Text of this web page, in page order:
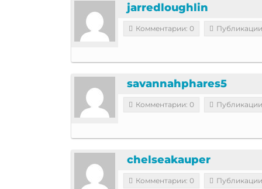
jarredloughlin
Комментарии: 0
savannahphares5
Комментарии: 0
chelseakauper
Комментарии: 0